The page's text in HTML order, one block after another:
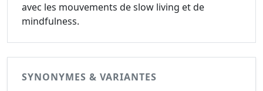
avec les mouvements de slow living et de
mindfulness.
SYNONYMES & VARIANTES